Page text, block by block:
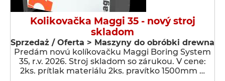
Kolikovačka Maggi 35 - nový stroj
skladom
Sprzedaż / Oferta > Maszyny do obróbki drewna
Predám novú kolíkovačku Maggi Boring System
35, r.v. 2026. Stroj skladom so zárukou. V cene:
2ks. prítlak materiálu 2ks. pravítko 1500mm …